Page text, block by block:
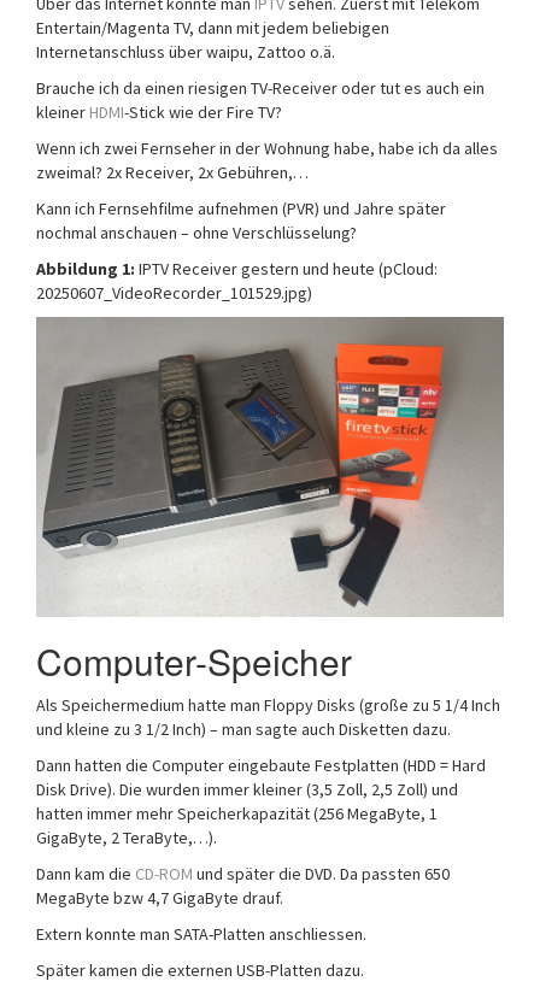
Entertain/Magenta TV, dann mit jedem beliebigen
Internetanschluss über waipu, Zattoo o.ä.
Brauche ich da einen riesigen TV-Receiver oder tut es auch ein
kleiner HDMI-Stick wie der Fire TV?
Wenn ich zwei Fernseher in der Wohnung habe, habe ich da alles
zweimal? 2x Receiver, 2x Gebühren,…
Kann ich Fernsehfilme aufnehmen (PVR) und Jahre später
nochmal anschauen – ohne Verschlüsselung?
Abbildung 1: IPTV Receiver gestern und heute (pCloud:
20250607_VideoRecorder_101529.jpg)
Computer-Speicher
Als Speichermedium hatte man Floppy Disks (große zu 5 1/4 Inch
und kleine zu 3 1/2 Inch) – man sagte auch Disketten dazu.
Dann hatten die Computer eingebaute Festplatten (HDD = Hard
Disk Drive). Die wurden immer kleiner (3,5 Zoll, 2,5 Zoll) und
hatten immer mehr Speicherkapazität (256 MegaByte, 1
GigaByte, 2 TeraByte,…).
Dann kam die CD-ROM und später die DVD. Da passten 650
MegaByte bzw 4,7 GigaByte drauf.
Extern konnte man SATA-Platten anschliessen.
Später kamen die externen USB-Platten dazu.